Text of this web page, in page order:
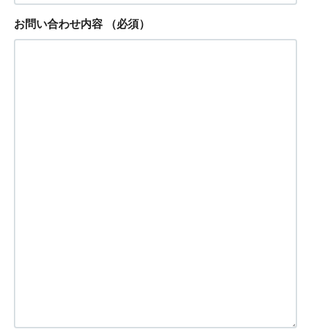
お問い合わせ内容 （必須）